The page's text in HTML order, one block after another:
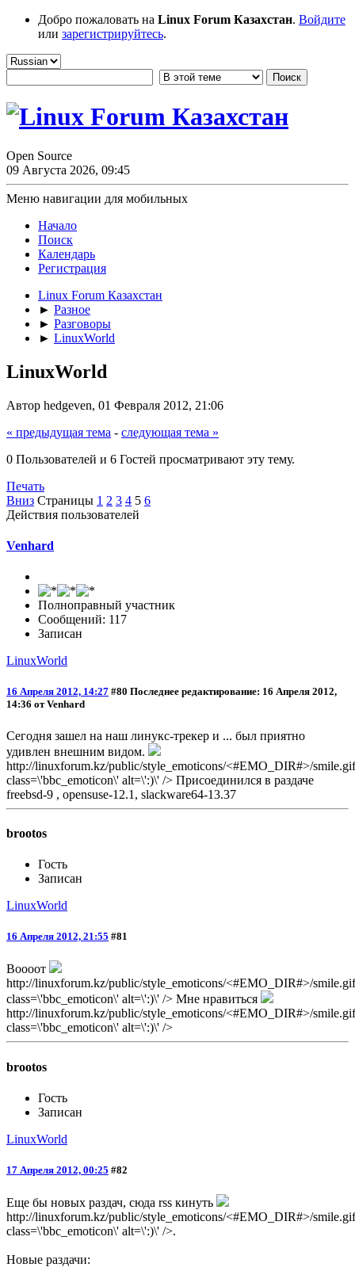
Добро пожаловать на Linux Forum Казахстан. Войдите
или зарегистрируйтесь.
Open Source
09 Августа 2026, 09:45
Меню навигации для мобильных
Начало
Поиск
Календарь
Регистрация
Linux Forum Казахстан
► Разное
► Разговоры
► LinuxWorld
LinuxWorld
Автор hedgeven, 01 Февраля 2012, 21:06
« предыдущая тема - следующая тема »
0 Пользователей и 6 Гостей просматривают эту тему.
Печать
Вниз Страницы 1 2 3 4 5 6
Действия пользователей
Venhard
Полноправный участник
Сообщений: 117
Записан
LinuxWorld
16 Апреля 2012, 14:27 #80 Последнее редактирование: 16 Апреля 2012,
14:36 от Venhard
Сегодня зашел на наш линукс-трекер и ... был приятно
удивлен внешним видом.
http://linuxforum.kz/public/style_emoticons/<#EMO_DIR#>/
class=\'bbc_emoticon\' alt=\':)\' /> Присоединился в раздаче
freebsd-9 , opensuse-12.1, slackware64-13.37
brootos
Гость
Записан
LinuxWorld
16 Апреля 2012, 21:55 #81
Воооот
http://linuxforum.kz/public/style_emoticons/<#EMO_DIR#>/
class=\'bbc_emoticon\' alt=\':)\' /> Мне нравиться
http://linuxforum.kz/public/style_emoticons/<#EMO_DIR#>/
class=\'bbc_emoticon\' alt=\':)\' />
brootos
Гость
Записан
LinuxWorld
17 Апреля 2012, 00:25 #82
Еще бы новых раздач, сюда rss кинуть
http://linuxforum.kz/public/style_emoticons/<#EMO_DIR#>/
class=\'bbc_emoticon\' alt=\':)\' />.
Новые раздачи: